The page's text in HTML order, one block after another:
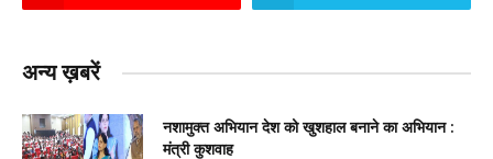
अन्य ख़बरें
नशामुक्त अभियान देश को खुशहाल बनाने का अभियान :
मंत्री कुशवाह